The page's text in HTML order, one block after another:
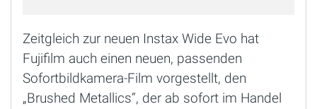
Zeitgleich zur neuen Instax Wide Evo hat
Fujifilm auch einen neuen, passenden
Sofortbildkamera-Film vorgestellt, den
„Brushed Metallics“, der ab sofort im Handel